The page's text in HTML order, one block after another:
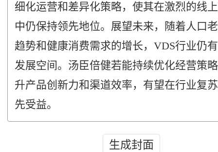
细化运营和差异化策略，使其在激烈的线
中仍保持领先地位。展望未来，随着人口
趋势和健康消费需求的增长，VDS行业仍
发展空间。汤臣倍健若能持续优化经营策
升产品创新力和渠道效率，有望在行业复
先受益。
生成封面